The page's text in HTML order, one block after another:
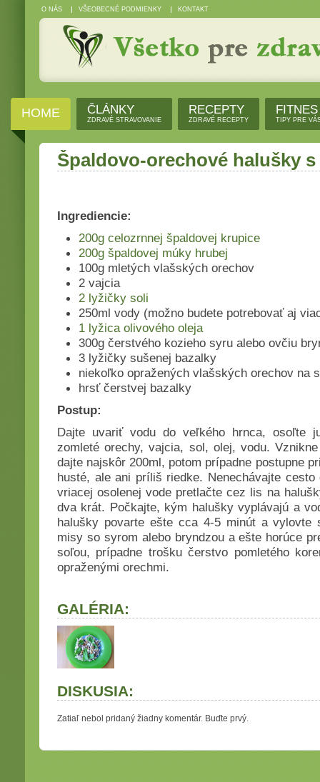
O NÁS VŠEOBECNÉ PODMIENKY KONTAKT
HOME ČLÁNKY
ZDRAVÉ STRAVOVANIE
RECEPTY
ZDRAVÉ RECEPTY
FITNES
TIPY PRE
Špaldovo-orechové halušky
Ingrediencie:
200g celozrnnej špaldovej krupice
200g špaldovej múky hrubej
100g mletých vlašských orechov
2 vajcia
2 lyžičky soli
250ml vody (možno budete potrebovať aj
1 lyžica olivového oleja
300g čerstvého kozieho syru alebo ovčiu
3 lyžičky sušenej bazalky
niekoľko opražených vlašských orechov na
hrsť čerstvej bazalky
Postup:
Dajte uvariť vodu do veľkého hrnca, osoľte
zomleté orechy, vajcia, sol, olej, vodu.
dajte najskôr 200ml, potom prípadne postupne
husté, ale ani príliš riedke. Nenechávajte
vriacej osolenej vode pretlačte cez lis na
dva krát. Počkajte, kým halušky vyplávajú a
halušky povarte ešte cca 4-5 minút a vylovte
misy so syrom alebo bryndzou a ešte horúce
soľou, prípadne trošku čerstvo pomletého
opraženými orechmi.
GALÉRIA:
DISKUSIA:
Zatiaľ nebol pridaný žiadny komentár. Buďte prvý.